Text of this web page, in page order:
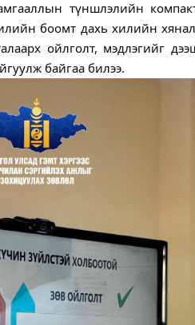
түншлэлийн
боомт дахь хилийн
ойлголт, мэдлэгийг
байгаа билээ.